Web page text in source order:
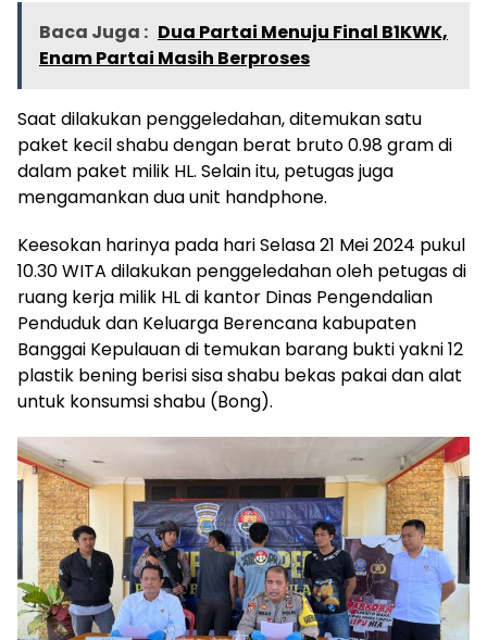
Baca Juga : Dua Partai Menuju Final B1KWK,
Enam Partai Masih Berproses
Saat dilakukan penggeledahan, ditemukan satu
paket kecil shabu dengan berat bruto 0.98 gram di
dalam paket milik HL. Selain itu, petugas juga
mengamankan dua unit handphone.
Keesokan harinya pada hari Selasa 21 Mei 2024 pukul
10.30 WITA dilakukan penggeledahan oleh petugas di
ruang kerja milik HL di kantor Dinas Pengendalian
Penduduk dan Keluarga Berencana kabupaten
Banggai Kepulauan di temukan barang bukti yakni 12
plastik bening berisi sisa shabu bekas pakai dan alat
untuk konsumsi shabu (Bong).